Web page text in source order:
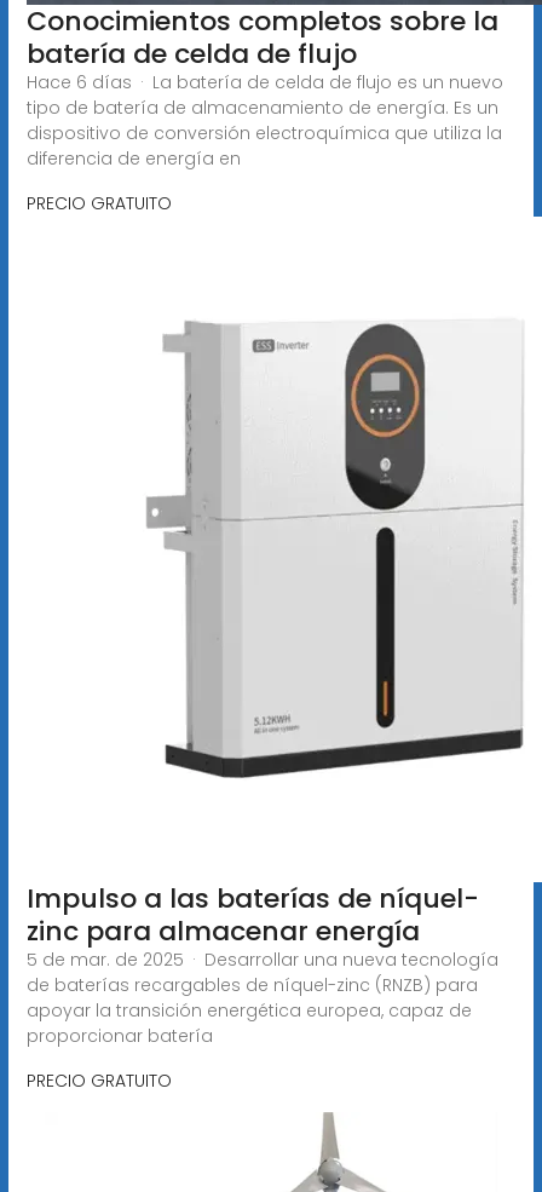
Conocimientos completos sobre la
batería de celda de flujo
Hace 6 días · La batería de celda de flujo es un nuevo
tipo de batería de almacenamiento de energía. Es un
dispositivo de conversión electroquímica que utiliza la
diferencia de energía en
PRECIO GRATUITO
Impulso a las baterías de níquel-
zinc para almacenar energía
5 de mar. de 2025 · Desarrollar una nueva tecnología
de baterías recargables de níquel-zinc (RNZB) para
apoyar la transición energética europea, capaz de
proporcionar batería
PRECIO GRATUITO